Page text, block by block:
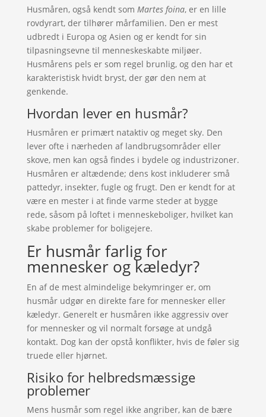
Husmåren, også kendt som Martes foina, er en lille
rovdyrart, der tilhører mårfamilien. Den er mest
udbredt i Europa og Asien og er kendt for sin
tilpasningsevne til menneskeskabte miljøer.
Husmårens pels er som regel brunlig, og den har et
karakteristisk hvidt bryst, der gør den nem at
genkende.
Hvordan lever en husmår?
Husmåren er primært nataktiv og meget sky. Den
lever ofte i nærheden af landbrugsområder eller
skove, men kan også findes i bydele og industrizoner.
Husmåren er altædende; dens kost inkluderer små
pattedyr, insekter, fugle og frugt. Den er kendt for at
være en mester i at finde varme steder at bygge
rede, såsom på loftet i menneskeboliger, hvilket kan
skabe problemer for boligejere.
Er husmår farlig for
mennesker og kæledyr?
En af de mest almindelige bekymringer er, om
husmår udgør en direkte fare for mennesker eller
kæledyr. Generelt er husmåren ikke aggressiv over
for mennesker og vil normalt forsøge at undgå
kontakt. Dog kan der opstå konflikter, hvis de føler sig
truede eller hjørnet.
Risiko for helbredsmæssige
problemer
Mens husmår som regel ikke angriber, kan de bære